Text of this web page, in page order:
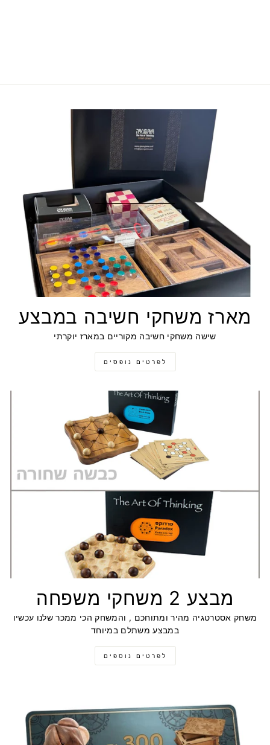
מארז משחקי חשיבה במבצע
שישה משחקי חשיבה מקוריים במארז יוקרתי
לפרטים נופסים
מבצע 2 משחקי משפחה
משחק אסטרטגיה מהיר ומתוחכם , והמשחק הכי ממכר שלנו עכשיו
במבצע משתלם במיוחד
לפרטים נוספים